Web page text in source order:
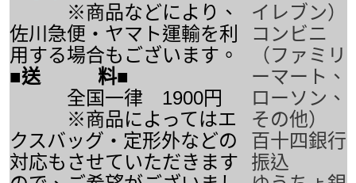
※商品などにより、
佐川急便・ヤマト運輸を利
用する場合もございます。
■送 料■
全国一律 1900円
※商品によってはエ
クスバッグ・定形外などの
対応もさせていただきます
イレブン）
コンビニ
（ファミリ
ーマート、
ローソン、
その他）
百十四銀行
振込